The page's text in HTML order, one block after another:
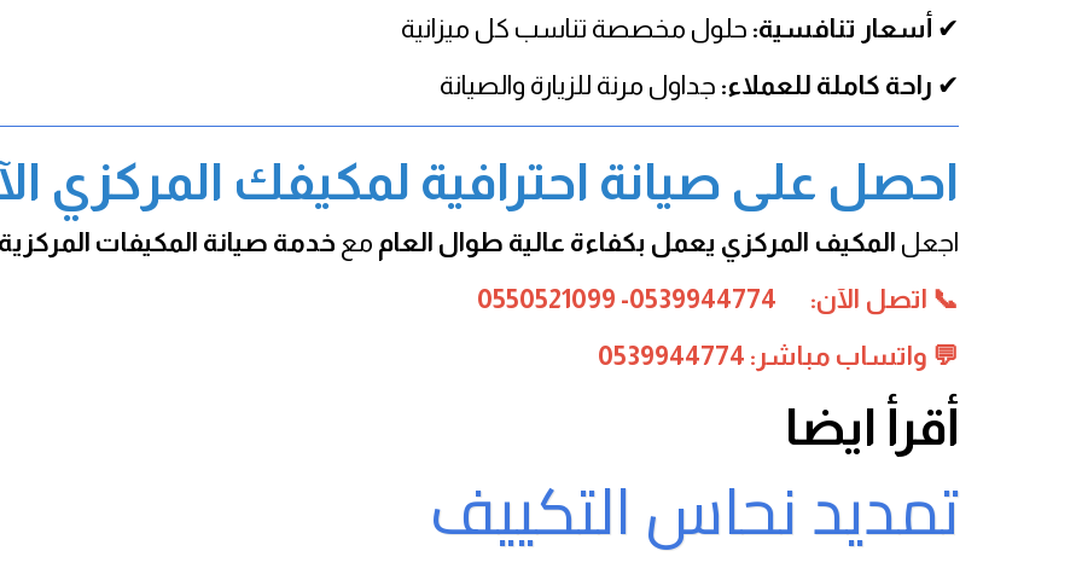
✔ أسعار تنافسية: حلول مخصصة تناسب كل ميزانية
✔ راحة كاملة للعملاء: جداول مرنة للزيارة والصيانة
احصل على صيانة احترافية لمكيفك المركزي
اجعل المكيف المركزي يعمل بكفاءة عالية طوال العام مع خدمة صيانة المكيفات
📞 اتصل الآن: 0539944774- 0550521099
💬 واتساب مباشر: 0539944774
أقرأ ايضا
تمديد نحاس التكييف